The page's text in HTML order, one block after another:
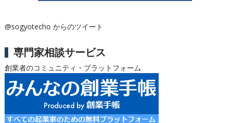
@sogyotecho からのツイート
専門家相談サービス
創業者のコミュニティ・プラットフォーム